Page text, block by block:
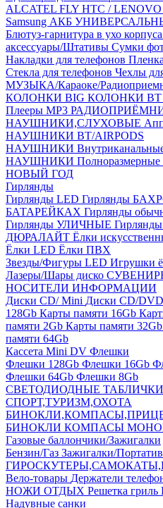
ALCATEL FLY HTC / LENOVO
Samsung АКБ
Блютуз-гарнитура в ухо
аксессуары/Штативы Сумки
Накладки для телефонов
Стекла для телефонов Чехлы
МУЗЫКА/Караоке/
КОЛОНКИ BIG КОЛОНКИ BT
Плееры MP3
НАУШНИКИ,СЛУХОВЫЕ
НАУШНИКИ BT/AIRPODS
НАУШНИКИ
НАУШНИКИ Полноразмерные
НОВЫЙ ГОД
Гирлянды
Гирлянды LED Гирлянды
БАТАРЕЙКАХ Гирлянды
Гирлянды УЛИЧНЫЕ
ДЮРАЛАЙТ Ёлки
Ёлки LED Ёлки ПВХ
Звезды/Фигуры LED Игрушки
Лазеры/Шары диско
НОСИТЕЛИ ИНФОРМАЦИИ
Диски CD/ Mini Диски CD/DVD
128Gb Карты памяти 16Gb
памяти 2Gb Карты памяти 32Gb
памяти 64Gb
Кассета Mini DV Флешки
Флешки 128Gb Флешки 16Gb
Флешки 64Gb Флешки 8Gb
СВЕТОДИОДНЫЕ
СПОРТ,ТУРИЗМ,ОХОТА
БИНОКЛИ КОМПАСЫ
Газовые баллончики/Зажигалки
Бензин/Газ Зажигалки/
Вело-товары Держатели
НОЖИ ОТДЫХ Решетка гриль
Надувные санки